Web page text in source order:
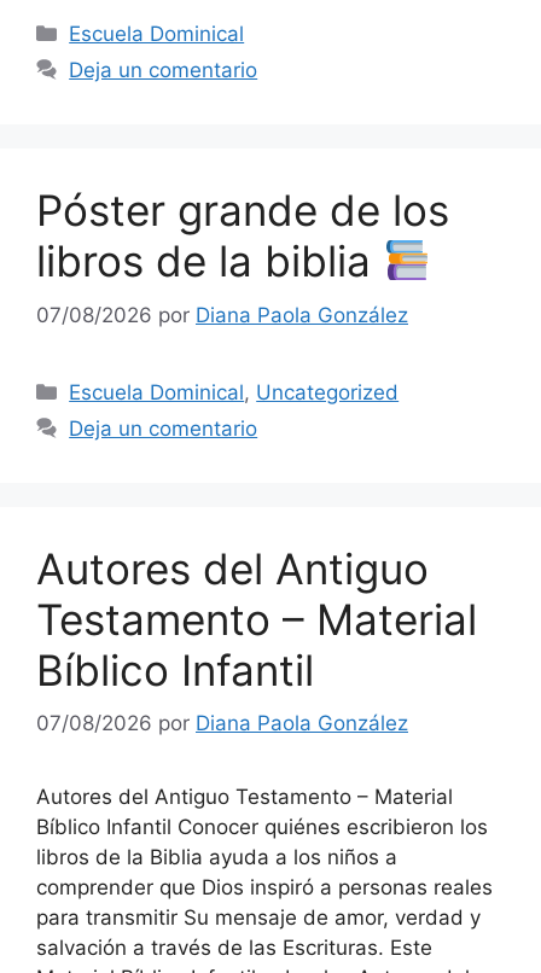
Escuela Dominical
Deja un comentario
Póster grande de los
libros de la biblia
07/08/2026 por Diana Paola González
Escuela Dominical, Uncategorized
Deja un comentario
Autores del Antiguo
Testamento – Material
Bíblico Infantil
07/08/2026 por Diana Paola González
Autores del Antiguo Testamento – Material
Bíblico Infantil Conocer quiénes escribieron los
libros de la Biblia ayuda a los niños a
comprender que Dios inspiró a personas reales
para transmitir Su mensaje de amor, verdad y
salvación a través de las Escrituras. Este